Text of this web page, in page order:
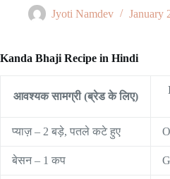
Jyoti Namdev January
Kanda Bhaji Recipe in Hindi
आवश्यक सामग्री (ब्रेड के लिए)
प्याज़ – 2 बड़े, पतले कटे हुए
बेसन – 1 कप